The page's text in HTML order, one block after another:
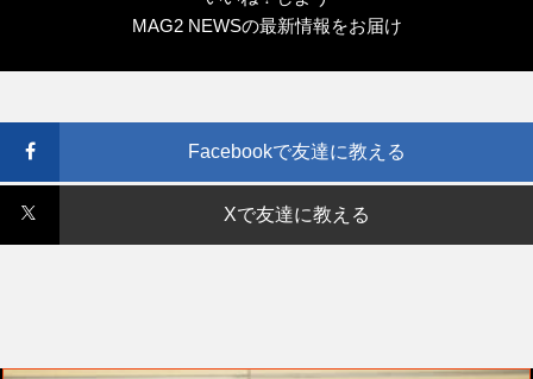
MAG2 NEWSの最新情報をお届け
Facebookで友達に教える
Xで友達に教える